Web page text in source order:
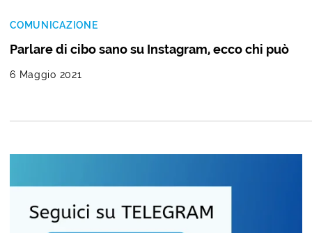
COMUNICAZIONE
Parlare di cibo sano su Instagram, ecco chi può
6 Maggio 2021